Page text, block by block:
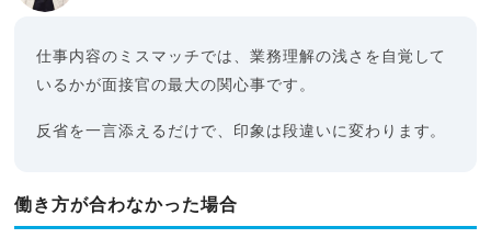
仕事内容のミスマッチでは、業務理解の浅さを自覚して
いるかが面接官の最大の関心事です。
反省を一言添えるだけで、印象は段違いに変わります。
働き方が合わなかった場合